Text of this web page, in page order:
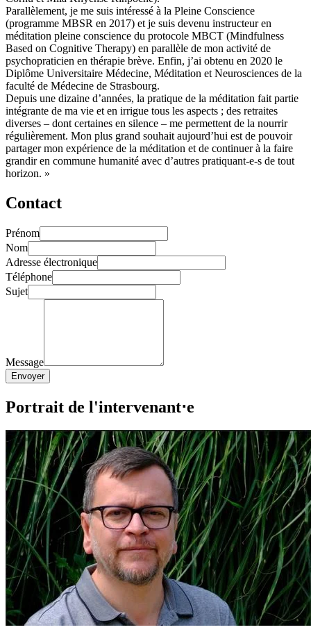
Parallèlement, je me suis intéressé à la Pleine Conscience
(programme MBSR en 2017) et je suis devenu instructeur en
méditation pleine conscience du protocole MBCT (Mindfulness
Based on Cognitive Therapy) en parallèle de mon activité de
psychopraticien en thérapie brève. Enfin, j’ai obtenu en 2020 le
Diplôme Universitaire Médecine, Méditation et Neurosciences de la
faculté de Médecine de Strasbourg.
Depuis une dizaine d’années, la pratique de la méditation fait partie
intégrante de ma vie et en irrigue tous les aspects ; des retraites
diverses – dont certaines en silence – me permettent de la nourrir
régulièrement. Mon plus grand souhait aujourd’hui est de pouvoir
partager mon expérience de la méditation et de continuer à la faire
grandir en commune humanité avec d’autres pratiquant-e-s de tout
horizon. »
Contact
Prénom
Nom
Adresse électronique
Téléphone
Sujet
Message
Envoyer
Portrait de l'intervenant⋅e